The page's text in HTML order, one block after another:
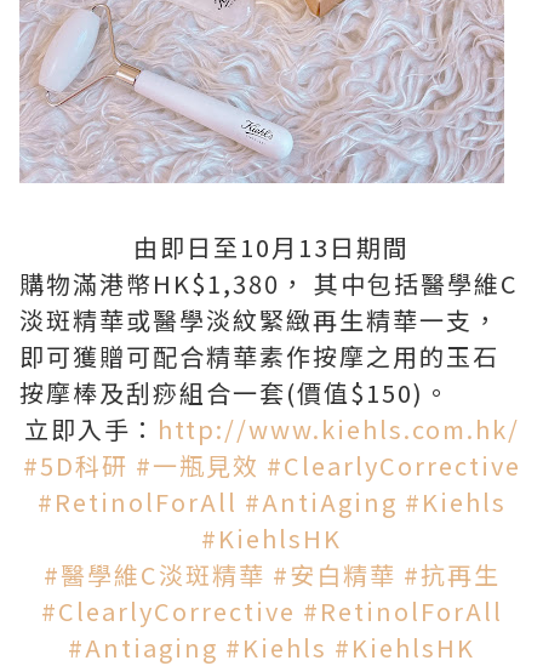
由即日至10月13日期間
購物滿港幣HK$1,380， 其中包括醫學維C
淡斑精華或醫學淡紋緊緻再生精華一支，
即可獲贈可配合精華素作按摩之用的玉石
按摩棒及刮痧組合一套(價值$150)。
立即入手： http://www.kiehls.com.hk/
#5D科研 #一瓶見效 #ClearlyCorrective
#RetinolForAll #AntiAging #Kiehls
#KiehlsHK
#醫學維C淡斑精華 #安白精華 #抗再生
#ClearlyCorrective #RetinolForAll
#Antiaging #Kiehls #KiehlsHK